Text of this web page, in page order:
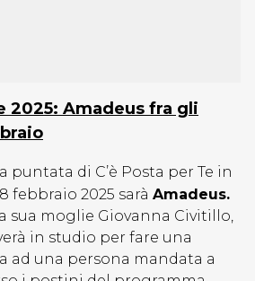
2025: Amadeus fra gli
puntata di C’è Posta per Te in
febbraio 2025 sarà Amadeus.
sua moglie Giovanna Civitillo,
in studio per fare una
ad una persona mandata a